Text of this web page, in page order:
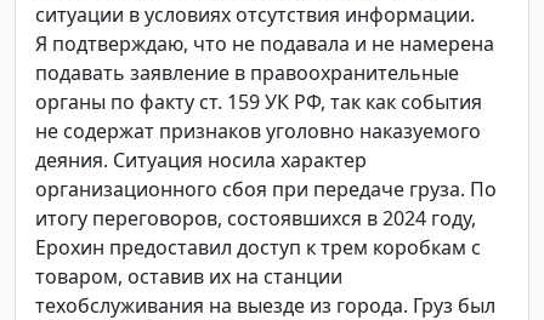
ситуации в условиях отсутствия информации.
Я подтверждаю, что не подавала и не намерена
подавать заявление в правоохранительные
органы по факту ст. 159 УК РФ, так как события
не содержат признаков уголовно наказуемого
деяния. Ситуация носила характер
организационного сбоя при передаче груза. По
итогу переговоров, состоявшихся в 2024 году,
Ерохин предоставил доступ к трем коробкам с
товаром, оставив их на станции
техобслуживания на выезде из города. Груз был